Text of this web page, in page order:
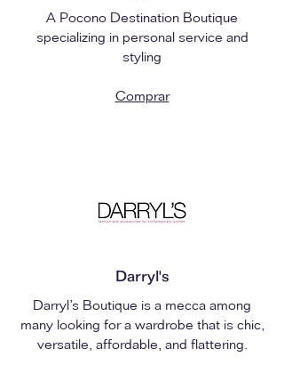
A Pocono Destination Boutique
specializing in personal service and
styling
Comprar
Darryl's
Darryl’s Boutique is a mecca among
many looking for a wardrobe that is chic,
versatile, affordable, and flattering.